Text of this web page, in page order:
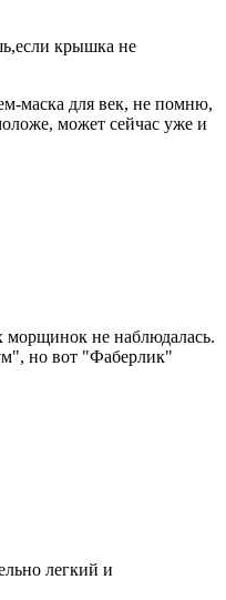
крышка не
маска для век, не помню,
может сейчас уже и
морщинок не наблюдалась.
но вот "Фаберлик"
легкий и